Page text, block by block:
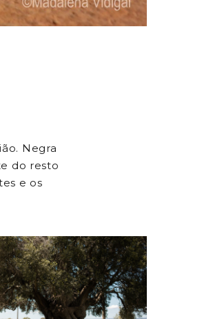
Negra
do resto
e os